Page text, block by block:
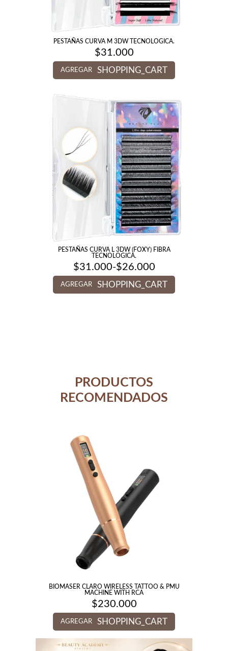
PESTAÑAS CURVA M 3DW TECNOLOGICA.
$31.000
AGREGAR SHOPPING_CART
PESTAÑAS CURVA L 3DW (FOXY) FIBRA
TECNOLOGICA.
$26.000
-
$31.000
Rango
de
precios:
desde
AGREGAR SHOPPING_CART
PRODUCTOS
RECOMENDADOS
BIOMASER CLARO WIRELESS TATTOO & PMU
MACHINE WITH RCA
$230.000
AGREGAR SHOPPING_CART